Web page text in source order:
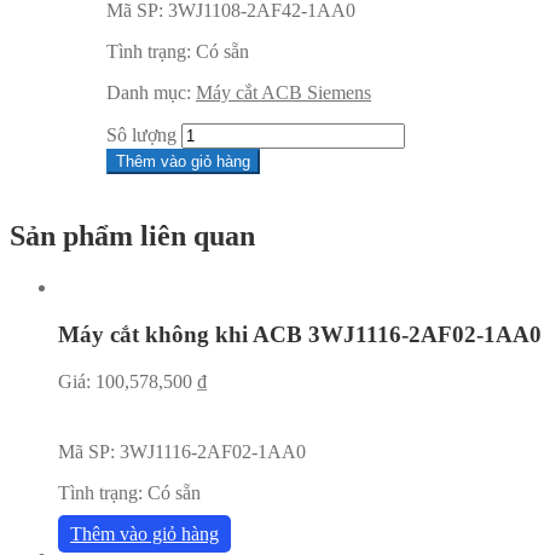
Mã SP: 3WJ1108-2AF42-1AA0
Tình trạng: Có sẵn
Danh mục: Máy cắt ACB Siemens
Sô lượng
Thêm vào giỏ hàng
Sản phẩm liên quan
Máy cắt không khi ACB 3WJ1116-2AF02-1AA0
Giá: 100,578,500 ₫
Mã SP: 3WJ1116-2AF02-1AA0
Tình trạng: Có sẵn
Thêm vào giỏ hàng